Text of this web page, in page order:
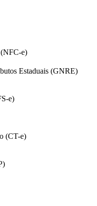
e)
Estaduais (GNRE)
e)
(CT-e)